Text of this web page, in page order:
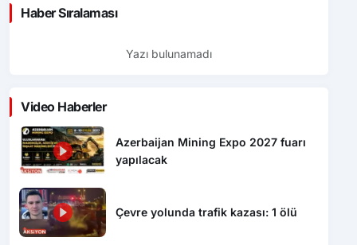
Haber Sıralaması
Yazı bulunamadı
Video Haberler
Azerbaijan Mining Expo 2027 fuarı
yapılacak
Çevre yolunda trafik kazası: 1 ölü